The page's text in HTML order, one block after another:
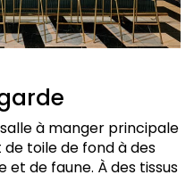
à manger principale
toile de fond à des
et de faune. À des tissus